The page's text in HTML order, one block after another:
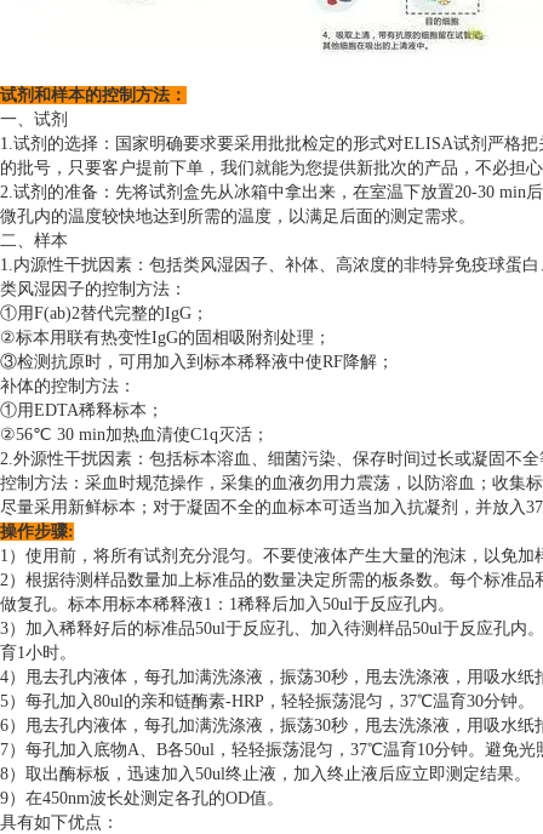
试剂和样本的控制方法：
一、试剂
1.试剂的选择：国家明确要求要采用批批检定的形式对ELISA试剂严格
的批号，只要客户提前下单，我们就能为您提供新批次的产品，不必担
2.试剂的准备：先将试剂盒先从冰箱中拿出来，在室温下放置20-30
微孔内的温度较快地达到所需的温度，以满足后面的测定需求。
二、样本
1.内源性干扰因素：包括类风湿因子、补体、高浓度的非特异免疫球蛋
类风湿因子的控制方法：
①用F(ab)2替代完整的IgG；
②标本用联有热变性IgG的固相吸附剂处理；
③检测抗原时，可用加入到标本稀释液中使RF降解；
补体的控制方法：
①用EDTA稀释标本；
②56℃ 30 min加热血清使C1q灭活；
2.外源性干扰因素：包括标本溶血、细菌污染、保存时间过长或凝固不全
控制方法：采血时规范操作，采集的血液勿用力震荡，以防溶血；收集
尽量采用新鲜标本；对于凝固不全的血标本可适当加入抗凝剂，并放入
操作步骤:
1）使用前，将所有试剂充分混匀。不要使液体产生大量的泡沫，以免
2）根据待测样品数量加上标准品的数量决定所需的板条数。每个标准
做复孔。标本用标本稀释液1：1稀释后加入50ul于反应孔内。
3）加入稀释好后的标准品50ul于反应孔、加入待测样品50ul于反应孔
育1小时。
4）甩去孔内液体，每孔加满洗涤液，振荡30秒，甩去洗涤液，用吸水
5）每孔加入80ul的亲和链酶素-HRP，轻轻振荡混匀，37℃温育30分钟。
6）甩去孔内液体，每孔加满洗涤液，振荡30秒，甩去洗涤液，用吸水
7）每孔加入底物A、B各50ul，轻轻振荡混匀，37℃温育10分钟。避免光
8）取出酶标板，迅速加入50ul终止液，加入终止液后应立即测定结果。
9）在450nm波长处测定各孔的OD值。
具有如下优点：